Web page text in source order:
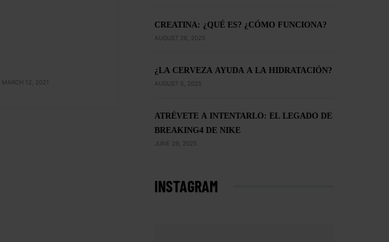
MARCH 12, 2021
CREATINA: ¿QUÉ ES? ¿CÓMO FUNCIONA?
AUGUST 26, 2025
¿LA CERVEZA AYUDA A LA HIDRATACIÓN?
AUGUST 5, 2025
ATRÉVETE A INTENTARLO: EL LEGADO DE
BREAKING4 DE NIKE
JUNE 29, 2025
INSTAGRAM